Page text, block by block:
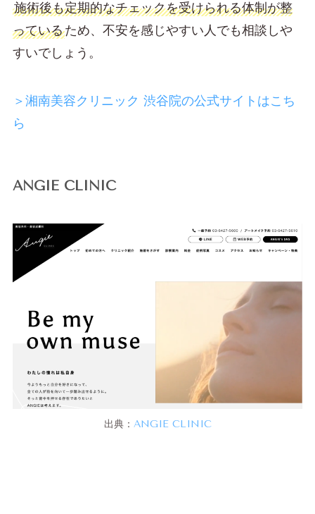
施術後も定期的なチェックを受けられる体制が整
っているため、不安を感じやすい人でも相談しや
すいでしょう。
＞湘南美容クリニック 渋谷院の公式サイトはこち
ら
ANGIE CLINIC
出典： ANGIE CLINIC